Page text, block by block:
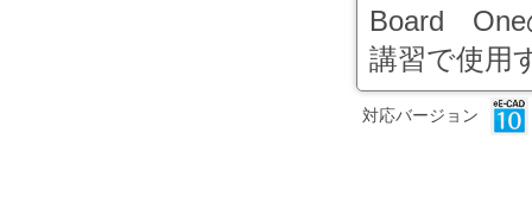
Board One
講習で使用
対応バージョン